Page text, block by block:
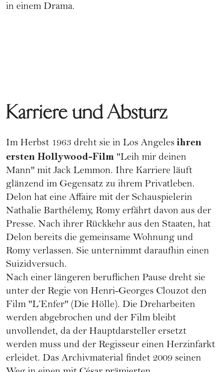
in einem Drama.
Karriere und Absturz
Im Herbst 1963 dreht sie in Los Angeles ihren
ersten Hollywood-Film "Leih mir deinen
Mann" mit Jack Lemmon. Ihre Karriere läuft
glänzend im Gegensatz zu ihrem Privatleben.
Delon hat eine Affaire mit der Schauspielerin
Nathalie Barthélemy, Romy erfährt davon aus der
Presse. Nach ihrer Rückkehr aus den Staaten, hat
Delon bereits die gemeinsame Wohnung und
Romy verlassen. Sie unternimmt daraufhin einen
Suizidversuch.
Nach einer längeren beruflichen Pause dreht sie
unter der Regie von Henri-Georges Clouzot den
Film "L’Enfer" (Die Hölle). Die Dreharbeiten
werden abgebrochen und der Film bleibt
unvollendet, da der Hauptdarsteller ersetzt
werden muss und der Regisseur einen Herzinfarkt
erleidet. Das Archivmaterial findet 2009 seinen